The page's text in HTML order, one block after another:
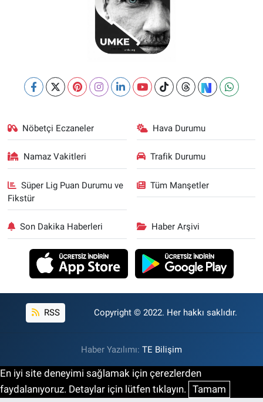
Nöbetçi Eczaneler Hava Durumu
Namaz Vakitleri Trafik Durumu
Süper Lig Puan Durumu ve
Fikstür
Tüm Manşetler
Son Dakika Haberleri Haber Arşivi
RSS Copyright © 2022. Her hakkı saklıdır.
Haber Yazılımı: TE Bilişim
En iyi site deneyimi sağlamak için çerezlerden
faydalanıyoruz. Detaylar için lütfen tıklayın. Tamam